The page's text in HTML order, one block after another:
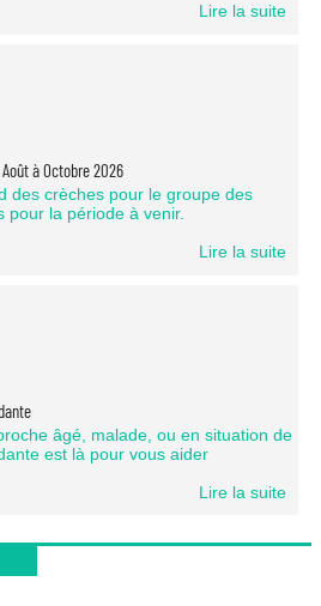
Lire la suite
à Octobre 2026
des crèches pour le groupe des
pour la période à venir.
Lire la suite
âgé, malade, ou en situation de
est là pour vous aider
Lire la suite